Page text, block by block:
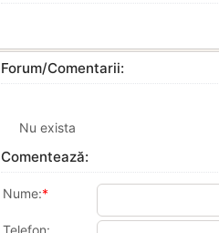
Forum/Comentarii:
Nu exista
Comentează:
Nume:*
Telefon: